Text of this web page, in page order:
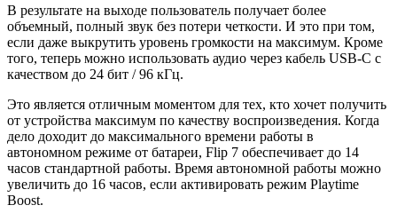
В результате на выходе пользователь получает более
объемный, полный звук без потери четкости. И это при том,
если даже выкрутить уровень громкости на максимум. Кроме
того, теперь можно использовать аудио через кабель USB-C с
качеством до 24 бит / 96 кГц.
Это является отличным моментом для тех, кто хочет получить
от устройства максимум по качеству воспроизведения. Когда
дело доходит до максимального времени работы в
автономном режиме от батареи, Flip 7 обеспечивает до 14
часов стандартной работы. Время автономной работы можно
увеличить до 16 часов, если активировать режим Playtime
Boost.